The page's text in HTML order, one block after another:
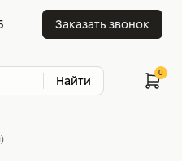
Заказать звонок
Найти